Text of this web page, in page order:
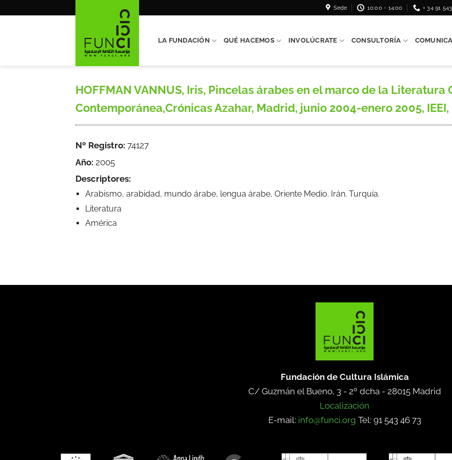
Sede 10:00 - 14:00 + 34 91
LA FUNDACIÓN QUÉ HACEMOS INVOLÚCRATE CONSULTORÍA
HOFFMAN VANNUS, Iris, Pincelas árabes en el marco de la Literatura
Contemporánea,Crónicas Azahar, Madrid, junio 2004-enero 2005, IEEI,
Nº Registro: 74127
Año: 2005
Descriptores:
Arabismo, arabidad, mundo árabe, lengua árabe, Oriente Medio. Irán. Turquía.
Literatura
América
Fundación de Cultura Islámica
C/ Guzmán el Bueno, 3 - 2º dcha - 28015 Madrid
Localización
E-mail: info@funci.org Tel: 91 543 46 73